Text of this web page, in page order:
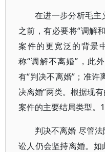
在进一步分析毛主
之前，有必要将“调解
案件的更宽泛的背景
称“调解不离婚”，此
有“判决不离婚”；准许
决离婚”两类。根据现
案件的主要结局类型。
判决不离婚 尽管
讼人仍会坚持离婚。